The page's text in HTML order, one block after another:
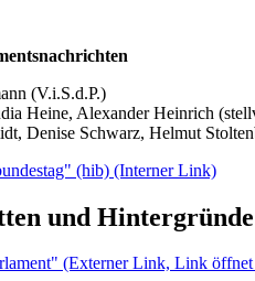
(V.i.S.d.P.)
Heine, Alexander Heinrich
Denise Schwarz, Helmut
(hib) (Interner Link)
und Hintergründe
(Externer Link, Link öffnet